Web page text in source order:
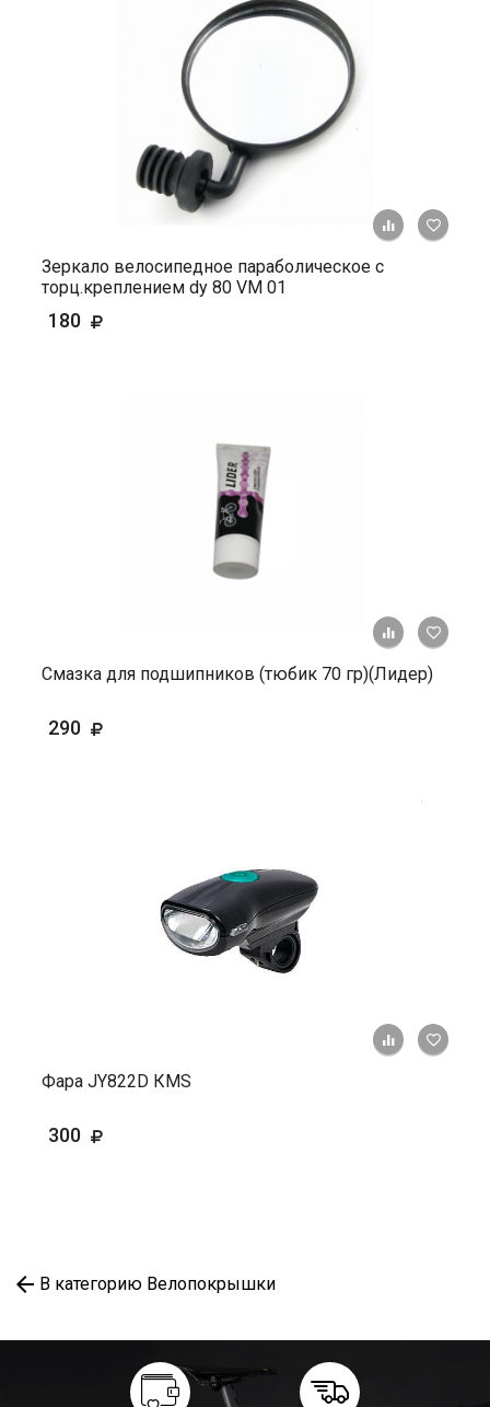
+ К
Зеркало велосипедное параболическое с
торц.креплением dy 80 VM 01
180
+ К
Смазка для подшипников (тюбик 70 гр)(Лидер)
290
+ К
Фара JY822D КМS
300
В категорию Велопокрышки